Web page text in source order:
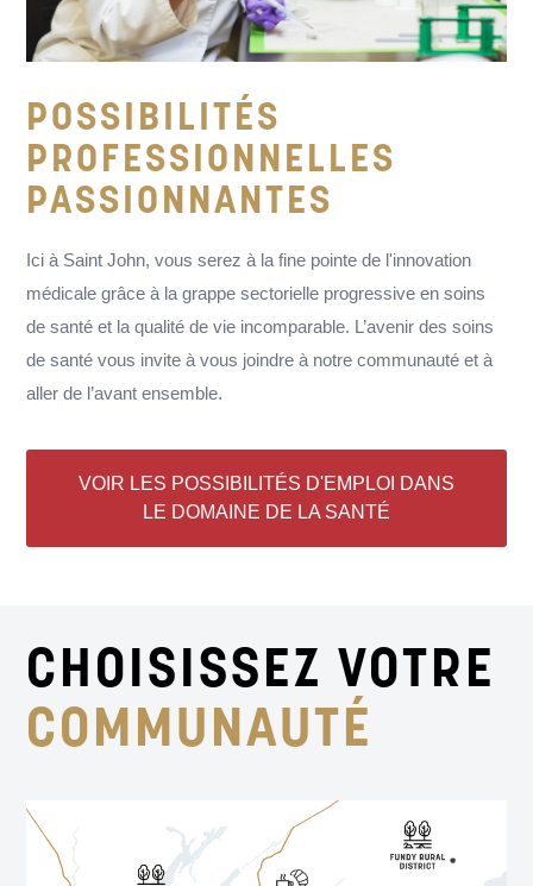
POSSIBILITÉS
PROFESSIONNELLES
PASSIONNANTES
Ici à Saint John, vous serez à la fine pointe de l'innovation
médicale grâce à la grappe sectorielle progressive en soins
de santé et la qualité de vie incomparable. L’avenir des soins
de santé vous invite à vous joindre à notre communauté et à
aller de l’avant ensemble.
VOIR LES POSSIBILITÉS D'EMPLOI DANS
LE DOMAINE DE LA SANTÉ
CHOISISSEZ VOTRE
COMMUNAUTÉ